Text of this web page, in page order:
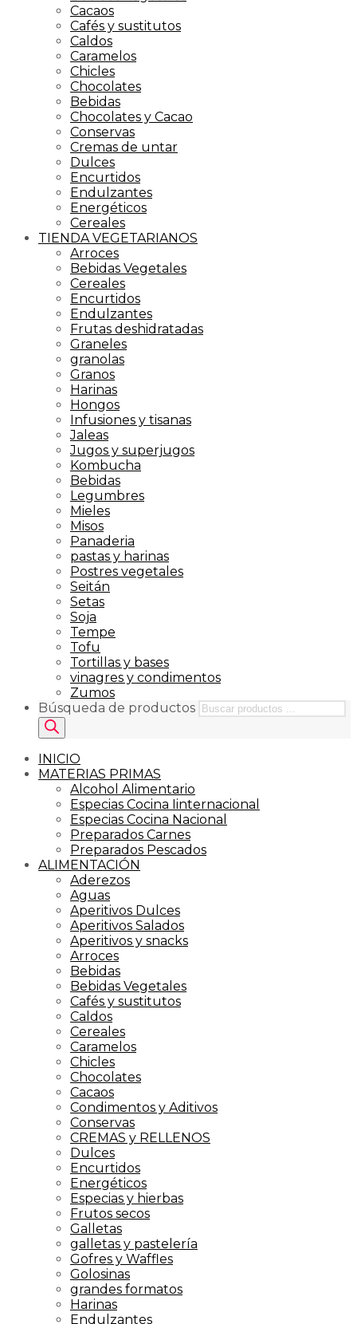
Cacaos
Cafés y sustitutos
Caldos
Caramelos
Chicles
Chocolates
Bebidas
Chocolates y Cacao
Conservas
Cremas de untar
Dulces
Encurtidos
Endulzantes
Energéticos
Cereales
TIENDA VEGETARIANOS
Arroces
Bebidas Vegetales
Cereales
Encurtidos
Endulzantes
Frutas deshidratadas
Graneles
granolas
Granos
Harinas
Hongos
Infusiones y tisanas
Jaleas
Jugos y superjugos
Kombucha
Bebidas
Legumbres
Mieles
Misos
Panaderia
pastas y harinas
Postres vegetales
Seitán
Setas
Soja
Tempe
Tofu
Tortillas y bases
vinagres y condimentos
Zumos
Búsqueda de productos
INICIO
MATERIAS PRIMAS
Alcohol Alimentario
Especias Cocina Iinternacional
Especias Cocina Nacional
Preparados Carnes
Preparados Pescados
ALIMENTACIÓN
Aderezos
Aguas
Aperitivos Dulces
Aperitivos Salados
Aperitivos y snacks
Arroces
Bebidas
Bebidas Vegetales
Cafés y sustitutos
Caldos
Cereales
Caramelos
Chicles
Chocolates
Cacaos
Condimentos y Aditivos
Conservas
CREMAS y RELLENOS
Dulces
Encurtidos
Energéticos
Especias y hierbas
Frutos secos
Galletas
galletas y pastelería
Gofres y Waffles
Golosinas
grandes formatos
Harinas
Endulzantes